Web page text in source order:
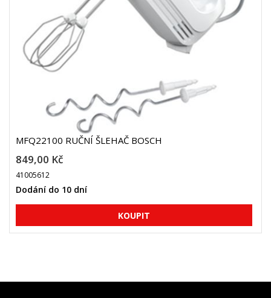
MFQ22100 RUČNÍ ŠLEHAČ BOSCH
849,00 Kč
41005612
Dodání do 10 dní